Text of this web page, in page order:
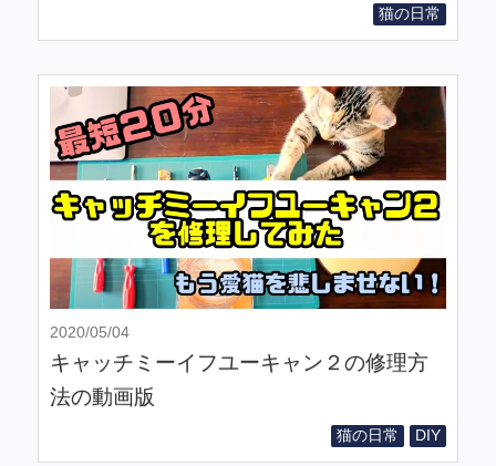
猫の日常
2020/05/04
キャッチミーイフユーキャン２の修理方
法の動画版
猫の日常 DIY